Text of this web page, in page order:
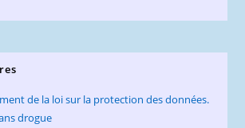
de la loi sur la protection des données.
drogue